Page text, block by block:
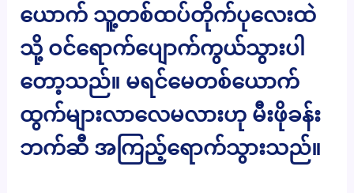
ယောက် သူ့တစ်ထပ်တိုက်ပုလေးထဲ
သို့ ဝင်ရောက်ပျောက်ကွယ်သွားပါ
တော့သည်။ မရင်မေတစ်ယောက်
ထွက်များလာလေမလားဟု မီးဖိုခန်း
ဘက်ဆီ အကြည့်ရောက်သွားသည်။